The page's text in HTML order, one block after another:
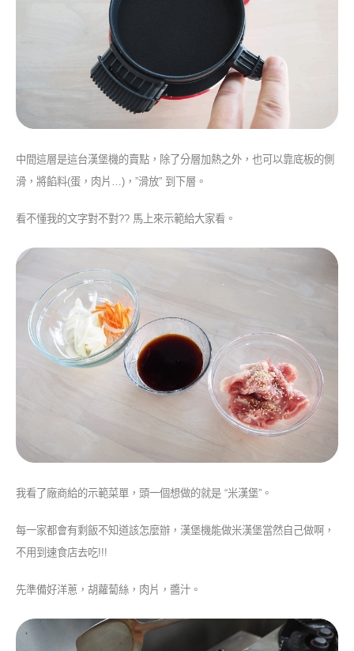
中間這層是這台漢堡機的賣點，除了分層加熱之外，也可以靠底板的側
滑，將餡料(蛋，肉片…)，”滑放” 到下層。
看不懂我的文字對不對?? 馬上來示範給大家看。
我看了廠商給的示範菜單，頭一個想做的就是 “米漢堡”。
每一家都會有剩飯不知道該怎麼辦，漢堡機能做米漢堡當然自己做啊，
不用到速食店去吃!!!
先準備好洋蔥，胡蘿蔔絲，肉片，醬汁。